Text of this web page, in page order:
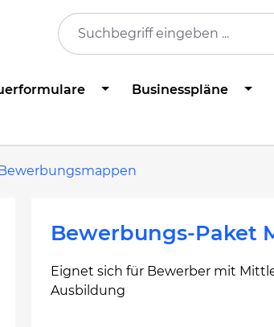
Businesspläne
Bewerbungs-Paket
Eignet sich für Bewerber mit
Ausbildung